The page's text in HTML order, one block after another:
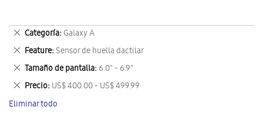
Categoría Galaxy A
Eliminar
este
artículo
Feature Sensor de huella dactilar
Eliminar
este
artículo
Tamaño de pantalla 6.0" - 6.9"
Eliminar
este
artículo
Precio US$ 400.00 - US$ 499.99
Eliminar
este
artículo
Eliminar todo